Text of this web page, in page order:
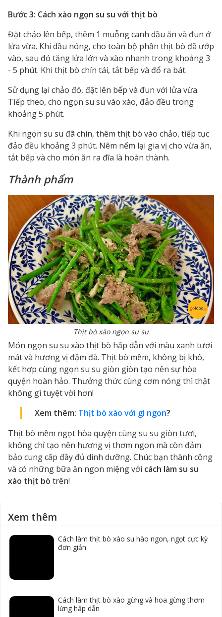
Bước 3: Cách xào ngọn su su với thịt bò
Đặt chảo lên bếp, thêm 1 muỗng canh dầu ăn và đun ở
lửa vừa. Khi dầu nóng, cho toàn bộ phần thịt bò đã ướp
vào, sau đó tăng lửa lớn và xào nhanh trong khoảng 3
- 5 phút. Khi thịt bò chín tái, tắt bếp và đổ ra bát.
Sử dụng lại chảo đó, đặt lên bếp và đun với lửa vừa.
Tiếp theo, cho ngọn su su vào xào, đảo đều trong
khoảng 5 phút.
Khi ngọn su su đã chín, thêm thịt bò vào chảo, tiếp tục
đảo đều khoảng 3 phút. Nêm nếm lại gia vị cho vừa ăn,
tắt bếp và cho món ăn ra đĩa là hoàn thành.
Thành phẩm
Thịt bò xào ngọn su su
Món ngọn su su xào thịt bò hấp dẫn với màu xanh tươi
mát và hương vị đậm đà. Thịt bò mềm, không bị khô,
kết hợp cùng ngọn su su giòn giòn tạo nên sự hòa
quyện hoàn hảo. Thưởng thức cùng cơm nóng thì thật
không gì tuyệt vời hơn!
Xem thêm: Thịt bò xào với gì ngon?
Thịt bò mềm ngọt hòa quyện cùng su su giòn tươi,
không chỉ tạo nên hương vị thơm ngon mà còn đảm
bảo cung cấp đầy đủ dinh dưỡng. Chúc bạn thành công
và có những bữa ăn ngon miệng với cách làm su su
xào thịt bò trên!
Xem thêm
Cách làm thịt bò xào su hào ngon, ngọt cực kỳ
đơn giản
Cách làm thịt bò xào gừng và hoa gừng thơm
lừng hấp dẫn